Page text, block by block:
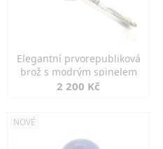
Elegantní prvorepubliková
brož s modrým spinelem
2 200 Kč
NOVÉ